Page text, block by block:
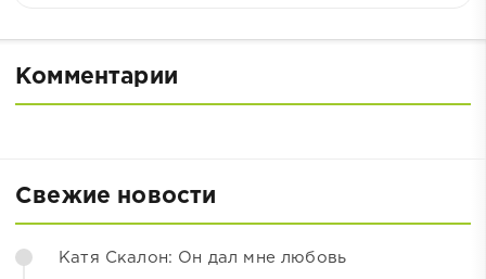
Комментарии
Свежие новости
Катя Скалон: Он дал мне любовь